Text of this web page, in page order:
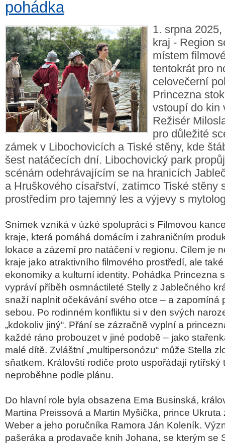
pohádka
1. srpna
kraj - Region
místem
tentokrát pro
celovečerní
Princezna
vstoupí do kin
Režisér
pro důležité
zámek v Libochovicích a Tiské stěny, kde
šest natáčecích dní. Libochovický park
scénám odehrávajícím se na hranicích
a Hruškového císařství, zatímco Tiské stěny
prostředím pro tajemný les a výjevy s
Snímek vzniká v úzké spolupráci s Filmovou
kraje, která pomáhá domácím i zahraničním
lokace a zázemí pro natáčení v regionu. Cílem je
kraje jako atraktivního filmového prostředí, ale
ekonomiky a kulturní identity. Pohádka Princezna
vypráví příběh osmnáctileté Stelly z Jablečného
snaží naplnit očekávání svého otce – a zapomíná
sebou. Po rodinném konfliktu si v den svých
„kdokoliv jiný“. Přání se zázračně vyplní a
každé ráno probouzet v jiné podobě – jako
malé dítě. Zvláštní „multipersonózu“ může Stella
sňatkem. Královští rodiče proto uspořádají rytířský
neproběhne podle plánu.
Do hlavní role byla obsazena Ema Businská,
Martina Preissová a Martin Myšička, prince Ukruta
Weber a jeho poručníka Ramora Ján Koleník.
pašeráka a prodavače knih Johana, se kterým se